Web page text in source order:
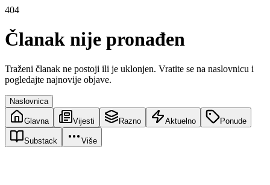
404
Članak nije pronađen
Traženi članak ne postoji ili je uklonjen. Vratite se na naslovnicu i
pogledajte najnovije objave.
Naslovnica
Glavna Vijesti Razno Aktuelno Ponude
Substack Više